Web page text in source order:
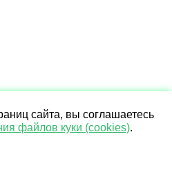
сайта, вы соглашаетесь
файлов куки (cookies).